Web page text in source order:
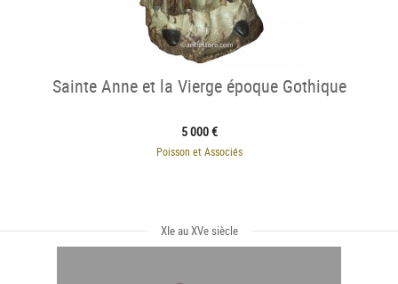
Sainte Anne et la Vierge époque Gothique
5 000 €
Poisson et Associés
XIe au XVe siècle